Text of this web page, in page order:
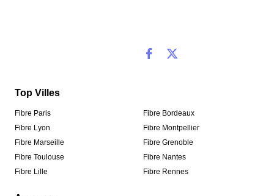
Top Villes
Fibre Paris
Fibre Lyon
Fibre Marseille
Fibre Toulouse
Fibre Lille
Fibre Bordeaux
Fibre Montpellier
Fibre Grenoble
Fibre Nantes
Fibre Rennes